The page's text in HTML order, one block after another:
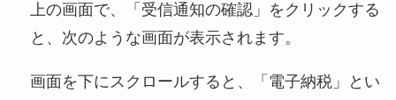
上の画面で、「受信通知の確認」をクリックする
と、次のような画面が表示されます。
画面を下にスクロールすると、「電子納税」とい